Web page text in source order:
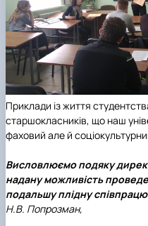
Приклади із життя
старшокласників, що наш
фаховий але й
Висловлюємо подяку
надану можливість
подальшу плідну
Н.В. Попрозман,